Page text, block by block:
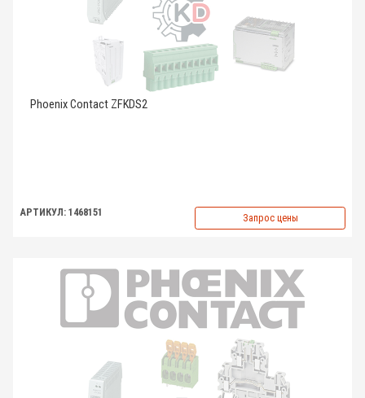
Phoenix Contact ZFKDS2
АРТИКУЛ: 1468151 Запрос цены